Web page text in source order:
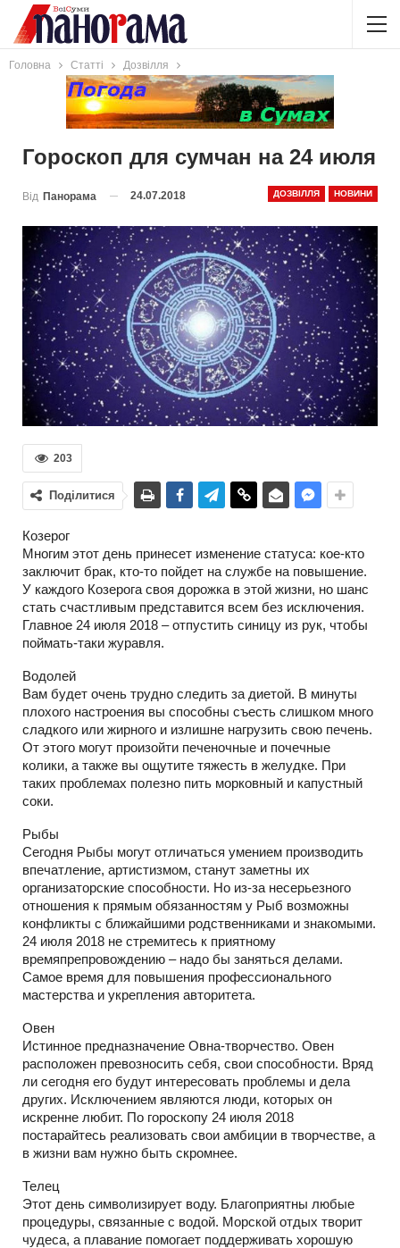
Головна Статті Дозвілля
Гороскоп для сумчан на 24 июля
ДОЗВІЛЛЯ НОВИНИ
Від Панорама 24.07.2018
203
Поділитися
Козерог
Многим этот день принесет изменение статуса: кое-кто
заключит брак, кто-то пойдет на службе на повышение.
У каждого Козерога своя дорожка в этой жизни, но шанс
стать счастливым представится всем без исключения.
Главное 24 июля 2018 – отпустить синицу из рук, чтобы
поймать-таки журавля.
Водолей
Вам будет очень трудно следить за диетой. В минуты
плохого настроения вы способны съесть слишком много
сладкого или жирного и излишне нагрузить свою печень.
От этого могут произойти печеночные и почечные
колики, а также вы ощутите тяжесть в желудке. При
таких проблемах полезно пить морковный и капустный
соки.
Рыбы
Сегодня Рыбы могут отличаться умением производить
впечатление, артистизмом, станут заметны их
организаторские способности. Но из-за несерьезного
отношения к прямым обязанностям у Рыб возможны
конфликты с ближайшими родственниками и знакомыми.
24 июля 2018 не стремитесь к приятному
времяпрепровождению – надо бы заняться делами.
Самое время для повышения профессионального
мастерства и укрепления авторитета.
Овен
Истинное предназначение Овна-творчество. Овен
расположен превозносить себя, свои способности. Вряд
ли сегодня его будут интересовать проблемы и дела
других. Исключением являются люди, которых он
искренне любит. По гороскопу 24 июля 2018
постарайтесь реализовать свои амбиции в творчестве, а
в жизни вам нужно быть скромнее.
Телец
Этот день символизирует воду. Благоприятны любые
процедуры, связанные с водой. Морской отдых творит
чудеса, а плавание помогает поддерживать хорошую